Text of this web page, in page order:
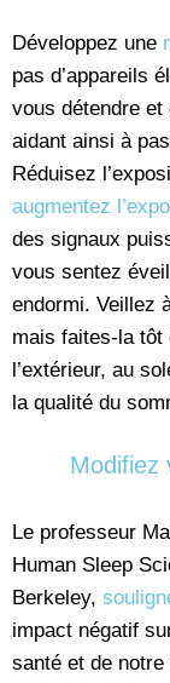
Développez une
pas d’appareils
vous détendre
aidant ainsi à
Réduisez
augmentez
des signaux
vous sentez
endormi. Veillez
mais faites-la tôt
l’extérieur, au
la qualité du
Modifiez
Le professeur
Human Sleep
Berkeley,
impact négatif
santé et de